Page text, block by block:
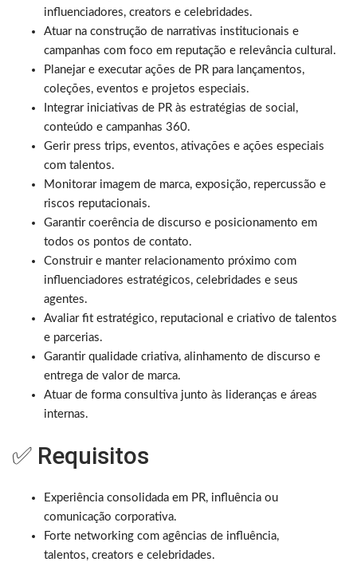
influenciadores, creators e celebridades.
Atuar na construção de narrativas institucionais e
campanhas com foco em reputação e relevância cultural.
Planejar e executar ações de PR para lançamentos,
coleções, eventos e projetos especiais.
Integrar iniciativas de PR às estratégias de social,
conteúdo e campanhas 360.
Gerir press trips, eventos, ativações e ações especiais
com talentos.
Monitorar imagem de marca, exposição, repercussão e
riscos reputacionais.
Garantir coerência de discurso e posicionamento em
todos os pontos de contato.
Construir e manter relacionamento próximo com
influenciadores estratégicos, celebridades e seus
agentes.
Avaliar fit estratégico, reputacional e criativo de talentos
e parcerias.
Garantir qualidade criativa, alinhamento de discurso e
entrega de valor de marca.
Atuar de forma consultiva junto às lideranças e áreas
internas.
✅ Requisitos
Experiência consolidada em PR, influência ou
comunicação corporativa.
Forte networking com agências de influência,
talentos, creators e celebridades.